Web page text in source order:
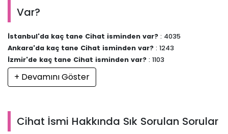
Var?
İstanbul'da kaç tane Cihat isminden var? : 4035
Ankara'da kaç tane Cihat isminden var? : 1243
İzmir'de kaç tane Cihat isminden var? : 1103
+ Devamını Göster
Cihat İsmi Hakkında Sık Sorulan Sorular